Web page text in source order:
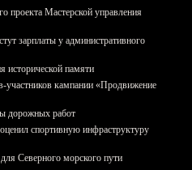
проекта Мастерской управления
зарплаты у административного
исторической памяти
участников кампании «Продвижение
дорожных работ
спортивную инфраструктуру
Северного морского пути